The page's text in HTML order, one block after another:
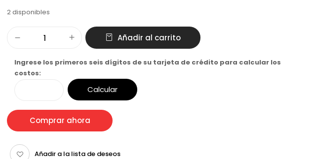
2 disponibles
Añadir al carrito
Ingrese los primeros seis dígitos de su tarjeta de crédito para calcular los
costos:
Calcular
Comprar ahora
Añadir a la lista de deseos